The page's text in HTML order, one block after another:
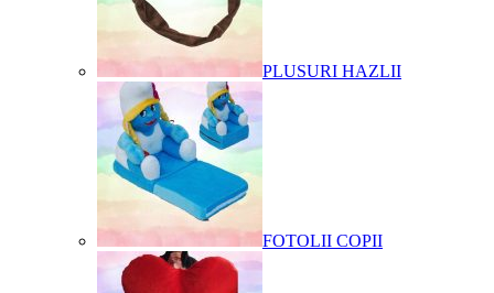
PLUSURI HAZLII
FOTOLII COPII